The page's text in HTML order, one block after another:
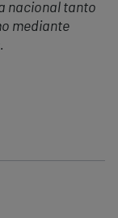
nacional tanto
mediante